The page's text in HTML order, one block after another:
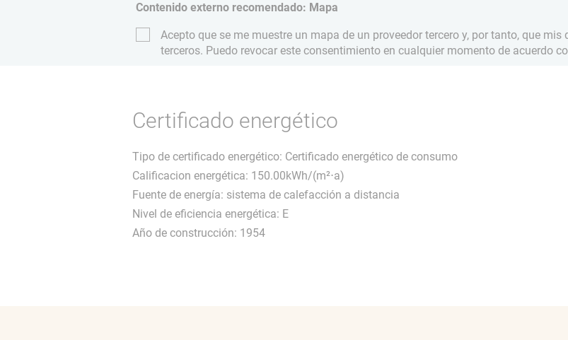
Contenido externo recomendado: Mapa
Acepto que se me muestre un mapa de un proveedor tercero y, por tanto, que
terceros. Puedo revocar este consentimiento en cualquier momento de acuerdo
Certificado energético
Tipo de certificado energético: Certificado energético de consumo
Calificacion energética: 150.00kWh/(m²⋅a)
Fuente de energía: sistema de calefacción a distancia
Nivel de eficiencia energética: E
Año de construcción: 1954